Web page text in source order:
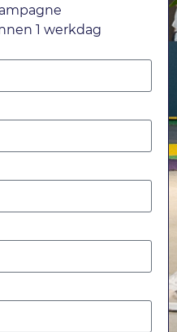
1 werkdag